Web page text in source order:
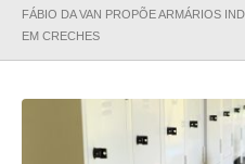
FÁBIO DA VAN PROPÕE ARMÁRIOS
EM CRECHES